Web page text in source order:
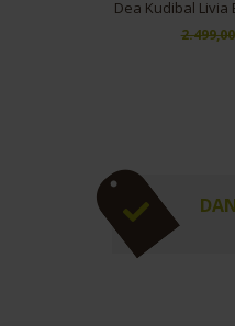
Dea Kudibal Livia
2.499,00